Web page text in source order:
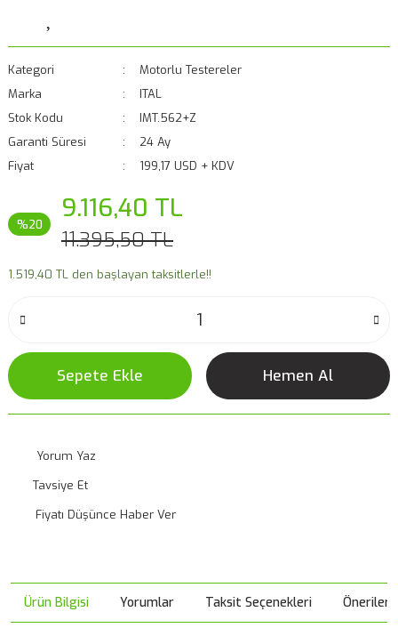
Kategori
Motorlu Testereler
Marka
ITAL
Stok Kodu
IMT.562+Z
Garanti Süresi
24 Ay
Fiyat
199,17 USD + KDV
%20 9.116,40 TL
11.395,50 TL
1.519,40 TL den başlayan taksitlerle!!
Sepete Ekle Hemen Al
Yorum Yaz
Tavsiye Et
Fiyatı Düşünce Haber Ver
Ürün Bilgisi Yorumlar Taksit Seçenekleri